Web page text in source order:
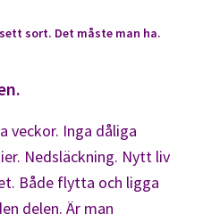
sort. Det måste man ha.
veckor. Inga dåliga
Nedsläckning. Nytt liv
Både flytta och ligga
delen. Är man